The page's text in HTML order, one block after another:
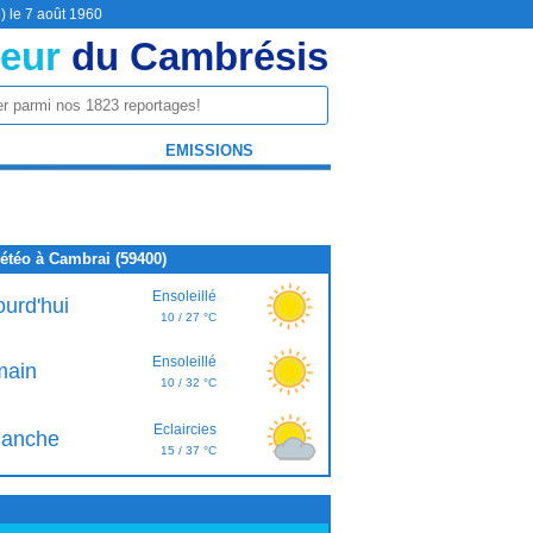
le 7 août 1960
du Cambrésis
EMISSIONS
à Cambrai (59400)
Ensoleillé
10 / 27 °C
Ensoleillé
10 / 32 °C
Eclaircies
15 / 37 °C